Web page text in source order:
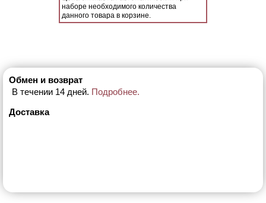
наборе необходимого количества
данного товара в корзине.
Обмен и возврат
В течении 14 дней. Подробнее.
Доставка